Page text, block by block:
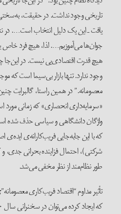
تاریخی وجود نداشت. در حقیقت،
یافت ـ این یک دلیل انتخاب است…. در
جوان‌ها می‌آموزیم…. لذا، هیچ فرد خاص
هیچ قدرت اقتصادی‌یی نیست. در این‌جا
وجود ندارد. تنها بازار بی‌سیما است که
معصومانه.” در همین راستا، گالبرایت
«سرمایه‌داری انحصاری» که زمانی مورد
واژگان دانشگاهی و سیاسی حذف شده
که با این جابه‌جایی فریب‌کارانه‌ی ایده‌ی
شرکتی)، احتمال فزاینده‌ بحرانی جدی،
طور نظام‌مند از نظر مخفی می‌شد.
تأثیر مداوم “اقتصاد فریب‌کاری